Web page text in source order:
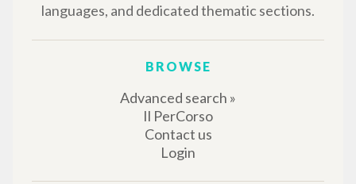
languages, and dedicated thematic sections.
BROWSE
Advanced search »
Il PerCorso
Contact us
Login